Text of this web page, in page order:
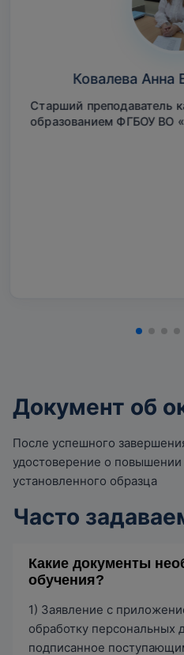
Ковалева Анна
Старший преподаватель
образованием ФГБОУ ВО
Документ об
После успешного
удостоверение о
установленного образца
Часто
Какие документы
обучения?
1) Заявление с
обработку персональных
подписанное